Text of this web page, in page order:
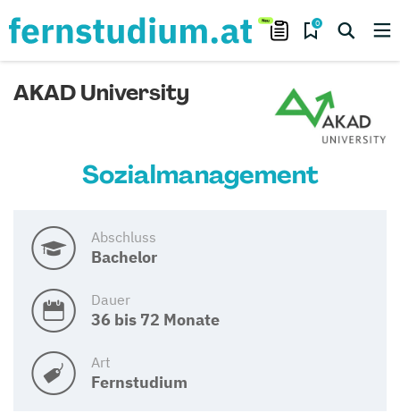
0
AKAD University
Sozialmanagement
Abschluss
Bachelor
Dauer
36 bis 72 Monate
Art
Fernstudium